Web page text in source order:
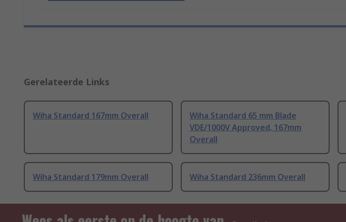
Gerelateerde Links
Wiha Standard 167mm Overall
Wiha Standard 65 mm Blade
VDE/1000V Approved, 167mm
Overall
Wiha Standard 179mm Overall Wiha Standard 236mm Overall